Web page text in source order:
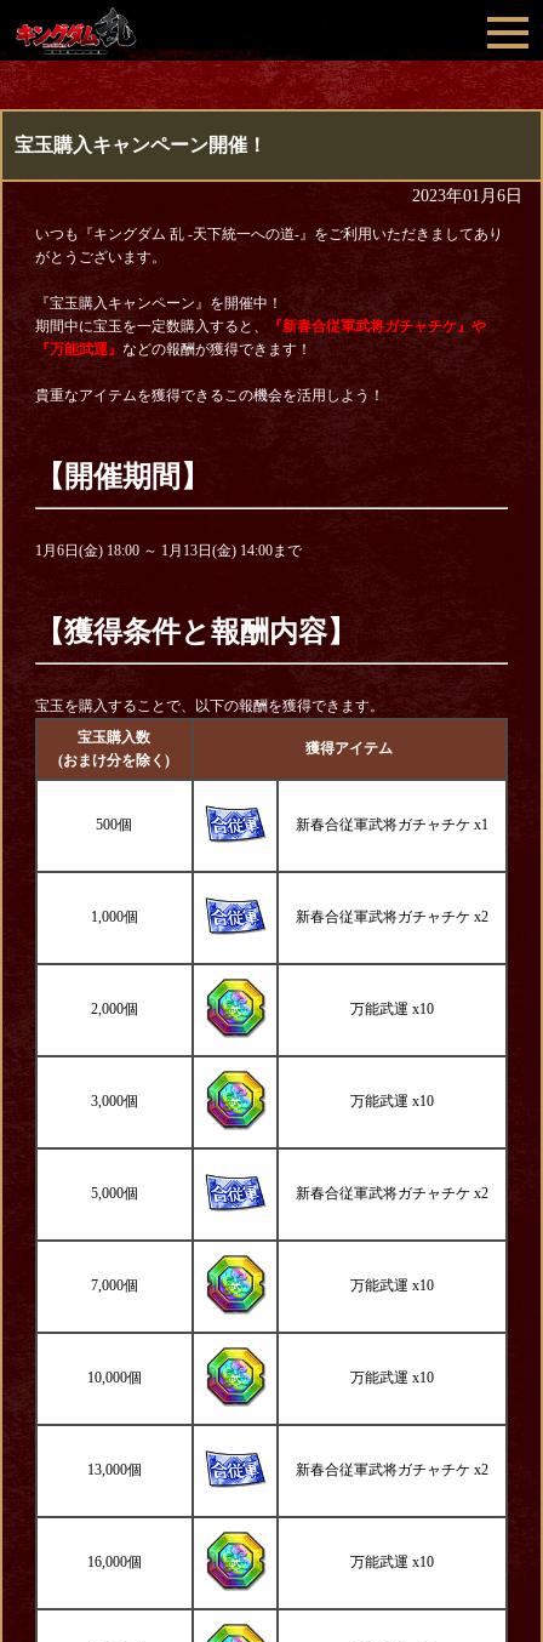
宝玉購入キャンペーン開催！
2023年01月6日
いつも『キングダム 乱 -天下統一への道-』をご利用いただきましてあり
がとうございます。
『宝玉購入キャンペーン』を開催中！
期間中に宝玉を一定数購入すると、
『新春合従軍武将ガチャチケ』や
『万能武運』 などの報酬が獲得できます！
貴重なアイテムを獲得できるこの機会を活用しよう！
【開催期間】
1月6日(金) 18:00 ～ 1月13日(金) 14:00まで
【獲得条件と報酬内容】
宝玉を購入することで、以下の報酬を獲得できます。
宝玉購入数
(おまけ分を除く)
獲得アイテム
500個 新春合従軍武将ガチャチケ x1
1,000個 新春合従軍武将ガチャチケ x2
2,000個 万能武運 x10
3,000個 万能武運 x10
5,000個 新春合従軍武将ガチャチケ x2
7,000個 万能武運 x10
10,000個 万能武運 x10
13,000個 新春合従軍武将ガチャチケ x2
16,000個 万能武運 x10